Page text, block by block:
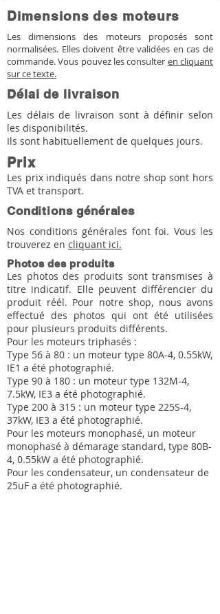
Dimensions des moteurs
Les dimensions des moteurs proposés sont
normalisées. Elles doivent être validées en cas de
commande. Vous pouvez les consulter en cliquant
sur ce texte.
Délai de livraison
Les délais de livraison sont à définir selon
les disponibilités.
Ils sont habituellement de quelques jours.
Prix
Les prix indiqués dans notre shop sont hors
TVA et transport.
Conditions générales
Nos conditions générales font foi. Vous les
trouverez en cliquant ici.
Photos des produits
Les photos des produits sont transmises à
titre indicatif. Elle peuvent différencier du
produit réél. Pour notre shop, nous avons
effectué des photos qui ont été utilisées
pour plusieurs produits différents.
Pour les moteurs triphasés :
Type 56 à 80 : un moteur type 80A-4, 0.55kW,
IE1 a été photographié.
Type 90 à 180 : un moteur type 132M-4,
7.5kW, IE3 a été photographié.
Type 200 à 315 : un moteur type 225S-4,
37kW, IE3 a été photographié.
Pour les moteurs monophasé, un moteur
monophasé à démarage standard, type 80B-
4, 0.55kW a été photographié.
Pour les condensateur, un condensateur de
25uF a été photographié.